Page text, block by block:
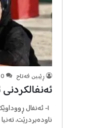
ڕێبین فه‌تاح 0
١- ئەنفال
ناودەبردرێت،